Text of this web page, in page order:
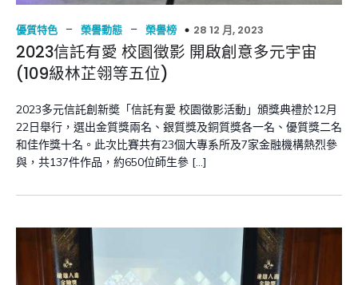
優質特色 – 榮譽動態 – 榮譽榜 28 12 月, 2023
2023信託有愛 校園徵影 開啟創意多元宇宙
(109級林芷翎等五位)
2023多元信託創新奬「信託有愛 校園徵影活動」頒獎典禮於12月
22日舉行，選出金質獎兩名、銀質獎及銅質獎各一名、優質獎二名
和佳作獎十名。此次比賽共有23個大專系所及7家金融機構熱烈參
與，共137件作品，約650位師生參 […]